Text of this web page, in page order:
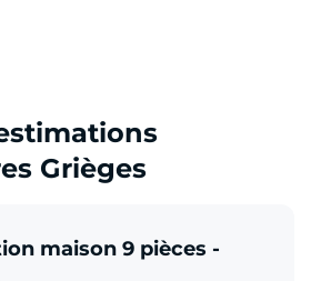
Grièges
maison 9 pièces -